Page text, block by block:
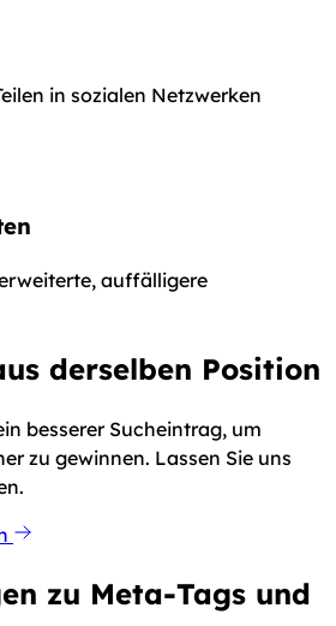
in sozialen Netzwerken
auffälligere
derselben Position
besserer Sucheintrag, um
zu gewinnen. Lassen Sie uns
zu Meta-Tags und